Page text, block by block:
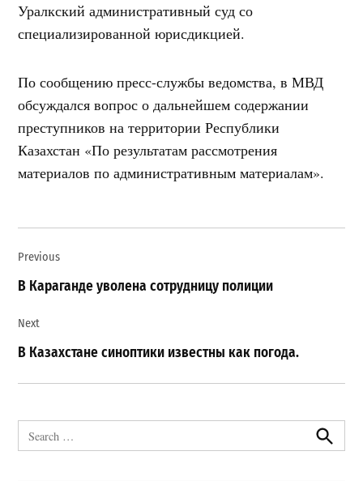
Уралкский административный суд со
специализированной юрисдикцией.
По сообщению пресс-службы ведомства, в МВД
обсуждался вопрос о дальнейшем содержании
преступников на территории Республики
Казахстан «По результатам рассмотрения
материалов по административным материалам».
по
записям
Previous
В Караганде уволена сотрудницу полиции
Next
В Казахстане синоптики известны как погода.
for:
Search